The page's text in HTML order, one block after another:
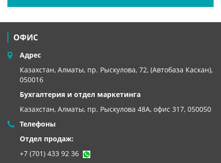
ОФИС
Адрес
Казахстан, Алматы, пр. Рыскулова, 72, (Автобаза Каскан),
050016
Бухгалтерия и отдел маркетинга
Казахстан, Алматы, пр. Рыскулова 48А, офис 317, 050050
Телефоны
Отдел продаж:
+7 (701) 433 92 36